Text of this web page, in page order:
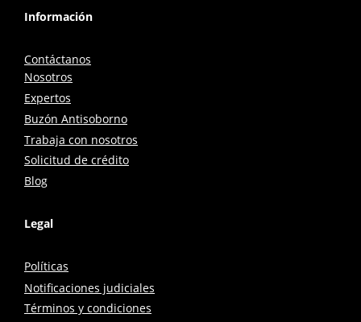
Información
Contáctanos
Nosotros
Expertos
Buzón Antisoborno
Trabaja con nosotros
Solicitud de crédito
Blog
Legal
Políticas
Notificaciones judiciales
Términos y condiciones